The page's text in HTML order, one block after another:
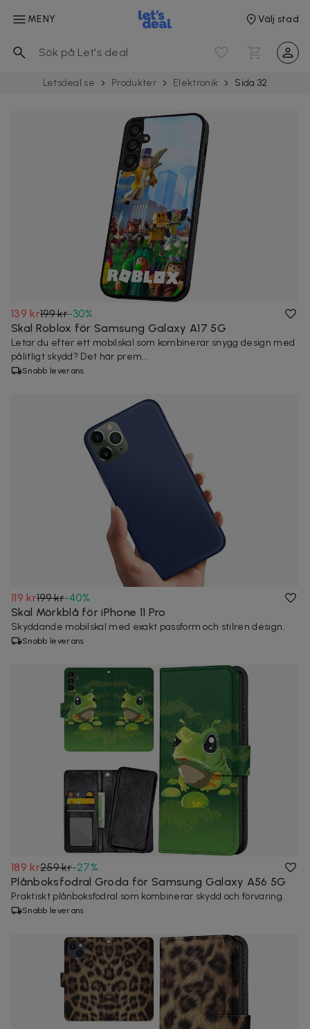
MENY Välj stad
Letsdeal.se Produkter Elektronik Sida 32
139 kr199 kr-30%
Skal Roblox för Samsung Galaxy A17 5G
Letar du efter ett mobilskal som kombinerar snygg design med
pålitligt skydd? Det här prem...
Snabb leverans
119 kr199 kr-40%
Skal Mörkblå för iPhone 11 Pro
Skyddande mobilskal med exakt passform och stilren design.
Snabb leverans
189 kr259 kr-27%
Plånboksfodral Groda för Samsung Galaxy A56 5G
Praktiskt plånboksfodral som kombinerar skydd och förvaring.
Snabb leverans